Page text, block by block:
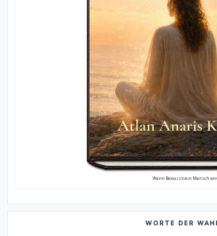
Wenn Bewusstsein Mensch
WORTE DER